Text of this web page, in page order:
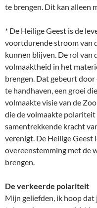
te brengen. Dit kan alleen
* De Heilige Geest is de
voortdurende stroom van
kunnen blijven. De rol van
volmaaktheid in het
brengen. Dat gebeurt
te handhaven, een groei
volmaakte visie van de
die de volmaakte
samentrekkende kracht
verenigt. De Heilige Geest
overeenstemming met de
brengen.
De verkeerde polariteit
Mijn geliefden, ik hoop